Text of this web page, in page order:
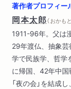
著作者プロフィー
岡本太郎（ おかも
1911-96年。父は
29年渡仏、抽象
学で民族学、哲学
に帰国、42年中
「夜の会」を結成